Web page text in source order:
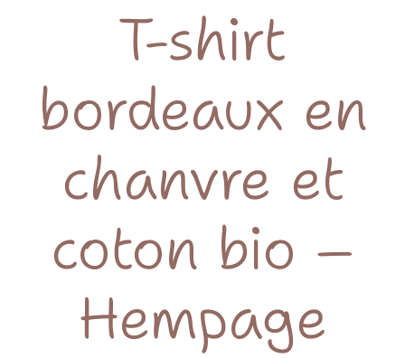
T-shirt
bordeaux en
chanvre et
coton bio –
Hempage